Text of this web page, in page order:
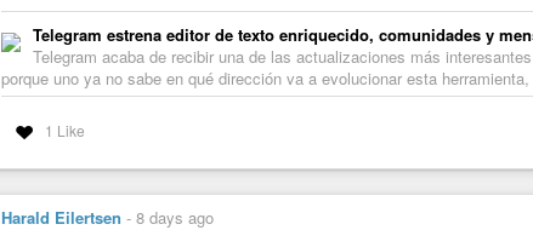
Telegram estrena editor de texto enriquecido, comunidades y
Telegram acaba de recibir una de las actualizaciones más
porque uno ya no sabe en qué dirección va a evolucionar esta
1 Like
Harald Eilertsen - 8 days ago